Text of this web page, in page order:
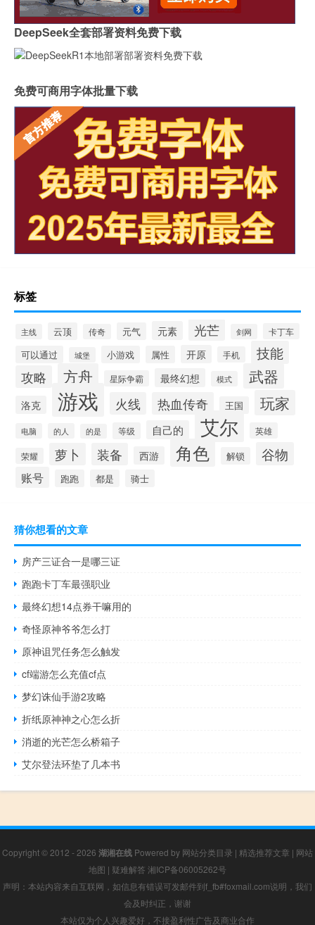
DeepSeek全套部署资料免费下载
免费可商用字体批量下载
标签
主线 云顶 传奇 元气 元素 光芒 剑网 卡丁车
可以通过 城堡 小游戏 属性 开原 手机 技能
攻略 方舟 星际争霸 最终幻想 模式 武器
洛克 游戏 火线 热血传奇 王国 玩家
电脑 的人 的是 等级 自己的 艾尔 英雄
荣耀 萝卜 装备 西游 角色 解锁 谷物
账号 跑跑 都是 骑士
猜你想看的文章
房产三证合一是哪三证
跑跑卡丁车最强职业
最终幻想14点券干嘛用的
奇怪原神爷爷怎么打
原神诅咒任务怎么触发
cf端游怎么充值cf点
梦幻诛仙手游2攻略
折纸原神神之心怎么折
消逝的光芒怎么桥箱子
艾尔登法环垫了几本书
Copyright © 2012 - 2026 湖湘在线 Powered by 网站分类目录 | 精选推荐文章 | 网站
地图 | 疑难解答 湘ICP备06005262号
声明：本站内容来自互联网，如信息有错误可发邮件到f_fb#foxmail.com说明，我们
会及时纠正，谢谢
本站仅为个人兴趣爱好，不接盈利性广告及商业合作